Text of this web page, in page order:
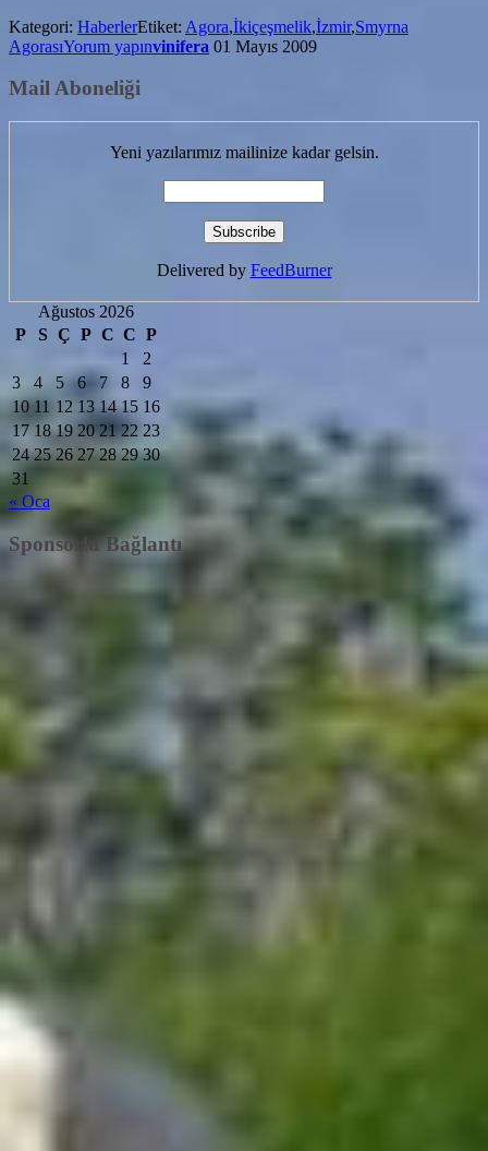
ile
İkiçeşmelik
Birleşiyor
Kategori: HaberlerEtiket: Agora,İkiçeşmelik,İzmir,Smyrna
AgorasıYorum yapınvinifera 01 Mayıs 2009
Mail Aboneliği
Yeni yazılarımız mailinize kadar gelsin.
Delivered by FeedBurner
Ağustos 2026
P
S Ç P C C P
1
2
3
4 5 6 7 8
9
10 11 12 13 14 15 16
17 18 19 20 21 22 23
24 25 26 27 28 29 30
31
« Oca
Sponsorlu Bağlantı